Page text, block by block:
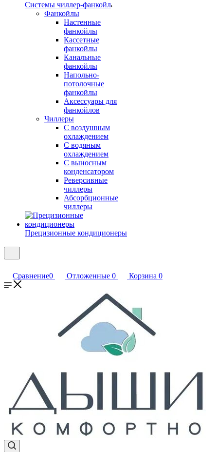
Системы чиллер-фанкойл
Фанкойлы
Настенные
фанкойлы
Кассетные
фанкойлы
Канальные
фанкойлы
Напольно-
потолочные
фанкойлы
Аксессуары для
фанкойлов
Чиллеры
С воздушным
охлаждением
С водяным
охлаждением
С выносным
конденсатором
Реверсивные
чиллеры
Абсорбционные
чиллеры
Прецизионные кондиционеры
Сравнение0 Отложенные 0 Корзина 0